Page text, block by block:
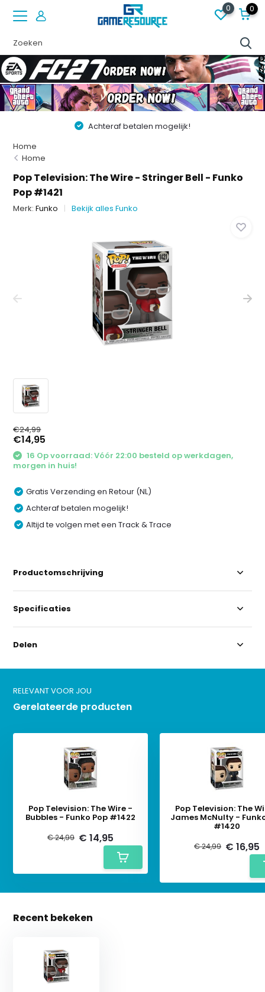
0 0
Achteraf betalen mogelijk!
Home
Home
Pop Television: The Wire - Stringer Bell - Funko
Pop #1421
Merk:Funko Bekijk alles Funko
€24,99
€14,95
16 Op voorraad: Vóór 22:00 besteld op werkdagen,
morgen in huis!
Gratis Verzending en Retour (NL)
Achteraf betalen mogelijk!
Altijd te volgen met een Track & Trace
Productomschrijving
Specificaties
Delen
RELEVANT VOOR JOU
Gerelateerde producten
Pop Television: The Wire -
Bubbles - Funko Pop #1422
€ 24,99 € 14,95
Pop Television: The
James McNulty -
#1420
€ 24,99 € 16,95
Recent bekeken